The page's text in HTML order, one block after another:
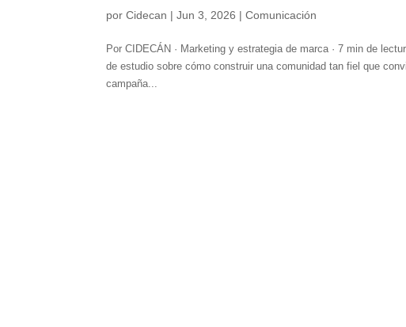
porCidecan |Jun 3, 2026 |Comunicación
Por CIDECÁN · Marketing y estrategia de marca · 7 min de
de estudio sobre cómo construir una comunidad tan fiel que
campaña...